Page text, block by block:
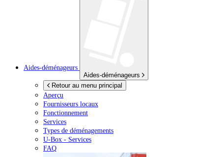
Aides-déménageurs
Aides-déménageurs
Retour au menu principal
Aperçu
Fournisseurs locaux
Fonctionnement
Services
Types de déménagements
U-Box - Services
FAQ